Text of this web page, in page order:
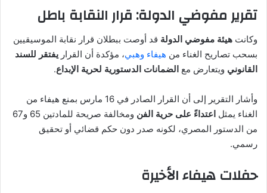
تقرير مفوضي الدولة: قرار النقابة باطل
وكانت هيئة مفوضي الدولة قد أوصت ببطلان قرار نقابة الموسيقيين
بسحب تصاريح الغناء من هيفاء وهبي، مؤكدة أن القرار يفتقر للسند
القانوني ويتعارض مع الضمانات الدستورية لحرية الإبداع.
وأشار التقرير إلى أن القرار الصادر في 16 مارس بمنع هيفاء من
الغناء يمثل اعتداءً على حرية الفن
ومخالفة صريحة للمادتين 65 و67
من الدستور المصري، لكونه صدر دون حكم قضائي أو تحقيق
رسمي.
حفلات هيفاء الأخيرة